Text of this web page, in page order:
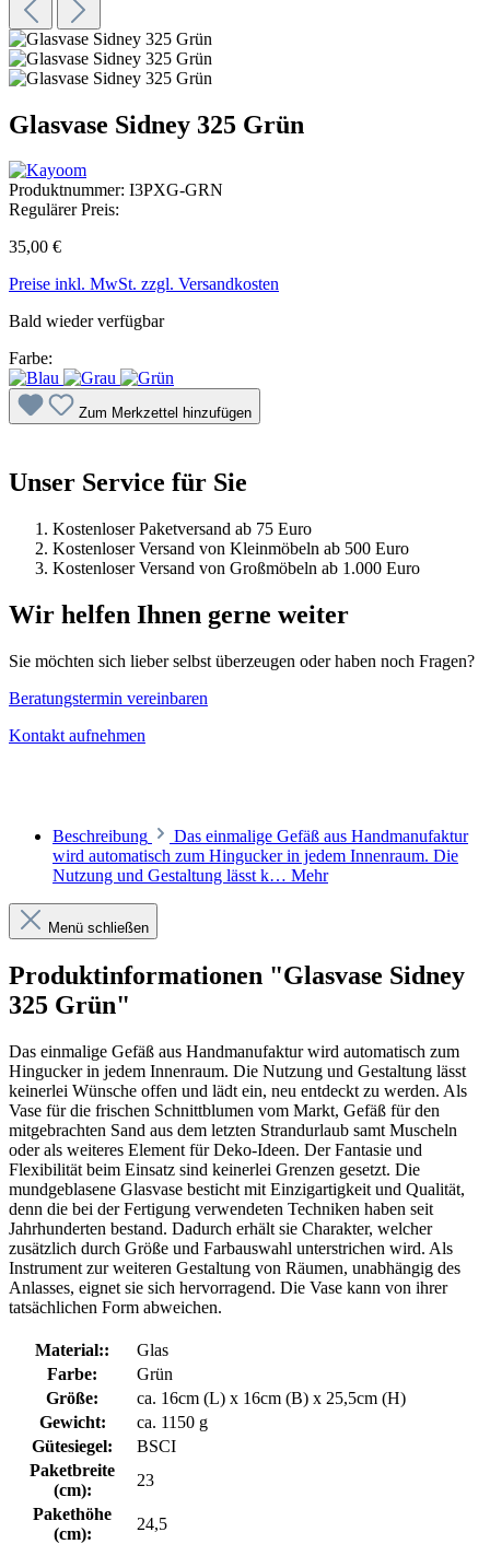
Glasvase Sidney 325 Grün
Produktnummer: I3PXG-GRN
Regulärer Preis:
35,00 €
Preise inkl. MwSt. zzgl. Versandkosten
Bald wieder verfügbar
Farbe:
Zum Merkzettel hinzufügen
Unser Service für Sie
Kostenloser Paketversand ab 75 Euro
Kostenloser Versand von Kleinmöbeln ab 500 Euro
Kostenloser Versand von Großmöbeln ab 1.000 Euro
Wir helfen Ihnen gerne weiter
Sie möchten sich lieber selbst überzeugen oder haben noch Fragen?
Beratungstermin vereinbaren
Kontakt aufnehmen
Beschreibung
Das einmalige Gefäß aus Handmanufaktur
wird automatisch zum Hingucker in jedem Innenraum. Die
Nutzung und Gestaltung lässt k… Mehr
Menü schließen
Produktinformationen "Glasvase Sidney
325 Grün"
Das einmalige Gefäß aus Handmanufaktur wird automatisch zum
Hingucker in jedem Innenraum. Die Nutzung und Gestaltung lässt
keinerlei Wünsche offen und lädt ein, neu entdeckt zu werden. Als
Vase für die frischen Schnittblumen vom Markt, Gefäß für den
mitgebrachten Sand aus dem letzten Strandurlaub samt Muscheln
oder als weiteres Element für Deko-Ideen. Der Fantasie und
Flexibilität beim Einsatz sind keinerlei Grenzen gesetzt. Die
mundgeblasene Glasvase besticht mit Einzigartigkeit und Qualität,
denn die bei der Fertigung verwendeten Techniken haben seit
Jahrhunderten bestand. Dadurch erhält sie Charakter, welcher
zusätzlich durch Größe und Farbauswahl unterstrichen wird. Als
Instrument zur weiteren Gestaltung von Räumen, unabhängig des
Anlasses, eignet sie sich hervorragend. Die Vase kann von ihrer
tatsächlichen Form abweichen.
Material::
Glas
Farbe:
Grün
Größe:
ca. 16cm (L) x 16cm (B) x 25,5cm (H)
Gewicht:
ca. 1150 g
Gütesiegel:
BSCI
Paketbreite
(cm):
23
Pakethöhe
(cm):
24,5